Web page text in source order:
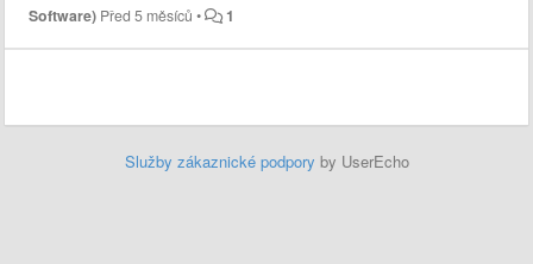
Software) Před 5 měsíců • 1
Služby zákaznické podpory by UserEcho